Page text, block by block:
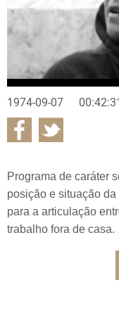
1974-09-07
Programa de caráter
posição e situação
para a articulação
trabalho fora de casa.